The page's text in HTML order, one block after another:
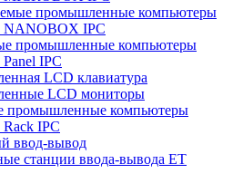
промышленные компьютеры
NANOBOX IPC
промышленные компьютеры
IPC
LCD клавиатура
LCD мониторы
промышленные компьютеры
IPC
ввод-вывод
станции ввода-вывода ET